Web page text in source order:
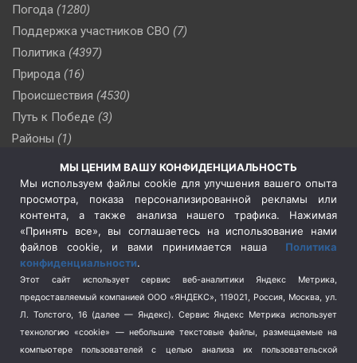
Погода (1280)
Поддержка участников СВО (7)
Политика (4397)
Природа (16)
Происшествия (4530)
Путь к Победе (3)
Районы (1)
(510)
Сельское хозяйство (3)
Социальная политика
(3)
Спецоперация в Украине
Спецоперация на Украине
(404)
Спорт (740)
Терроризм (1)
Транспорт (262)
Туризм (178)
МЫ ЦЕНИМ ВАШУ КОНФИДЕНЦИАЛЬНОСТЬ
Мы используем файлы cookie для улучшения вашего опыта
просмотра, показа персонализированной рекламы или
контента, а также анализа нашего трафика. Нажимая
«Принять все», вы соглашаетесь на использование нами
файлов cookie, и вами принимается наша Политика
конфиденциальности.
Этот сайт использует сервис веб-аналитики Яндекс Метрика,
предоставляемый компанией ООО «ЯНДЕКС», 119021, Россия, Москва, ул.
Л. Толстого, 16 (далее — Яндекс). Сервис Яндекс Метрика использует
технологию «cookie» — небольшие текстовые файлы, размещаемые на
компьютере пользователей с целью анализа их пользовательской